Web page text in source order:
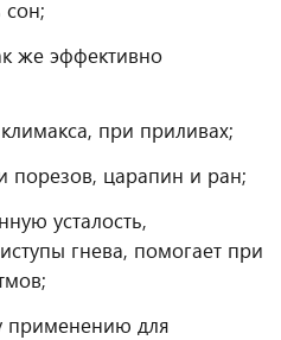
сон;
же эффективно
при приливах;
порезов, царапин и ран;
усталость,
гнева, помогает при
применению для